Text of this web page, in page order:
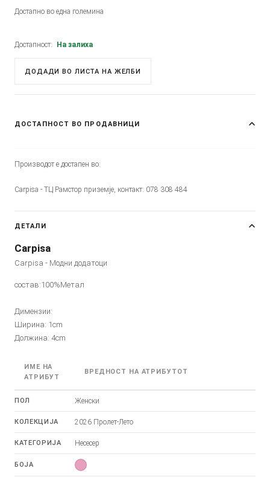
Достапно во една големина
Достапност: На залиха
ДОДАДИ ВО ЛИСТА НА ЖЕЛБИ
ДОСТАПНОСТ ВО ПРОДАВНИЦИ
Производот е достапен во:
Carpisa - ТЦ Рамстор приземје, контакт: 078 308 484
ДЕТАЛИ
Carpisa
Carpisa - Модни додатоци
состав:100%Метал
Димензии:
Ширина: 1cm
Должина: 4cm
ИМЕ НА
АТРИБУТ
ВРЕДНОСТ НА АТРИБУТОТ
ПОЛ Женски
КОЛЕКЦИЈА 2026 Пролет-Лето
КАТЕГОРИЈА Несесер
БОЈА